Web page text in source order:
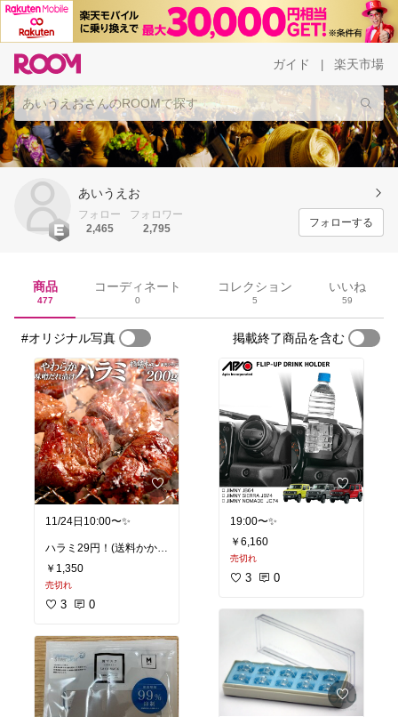
ガイド 楽天市場
あいうえお
フォロー
2,465
フォロワー
2,795
フォローする
商品
477
コーディネート
0
コレクション
5
いいね
59
#オリジナル写真 掲載終了商品を含む
11/24日10:00〜✨
ハラミ29円！(送料かかり
ます)
￥1,350
売切れ
3 0
19:00〜✨
￥6,160
売切れ
3 0